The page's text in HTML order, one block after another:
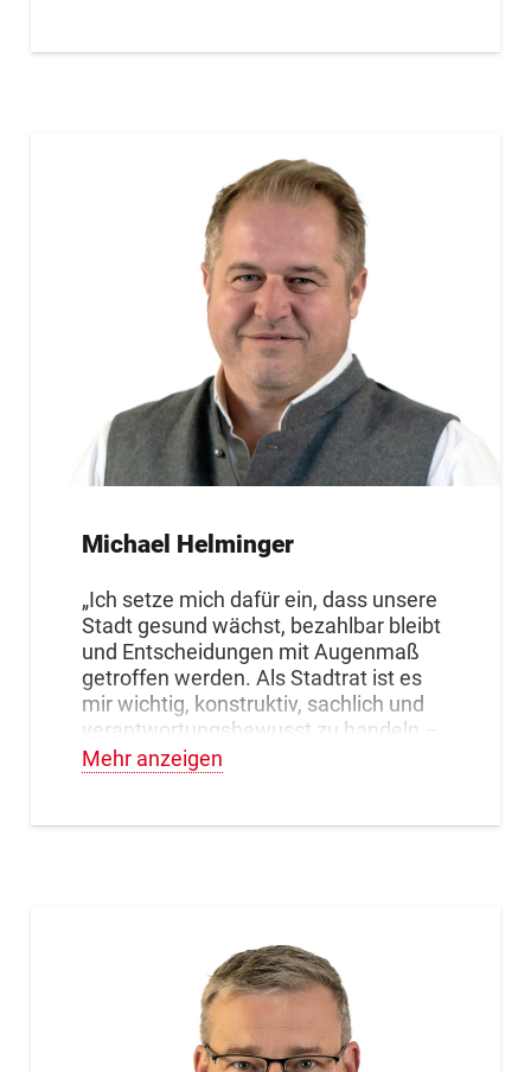
Michael Helminger
„Ich setze mich dafür ein, dass unsere
Stadt gesund wächst, bezahlbar bleibt
und Entscheidungen mit Augenmaß
getroffen werden. Als Stadtrat ist es
mir wichtig, konstruktiv, sachlich und
verantwortungsbewusst zu handeln –
immer mit Blick auf das Wohl unserer
Mehr anzeigen